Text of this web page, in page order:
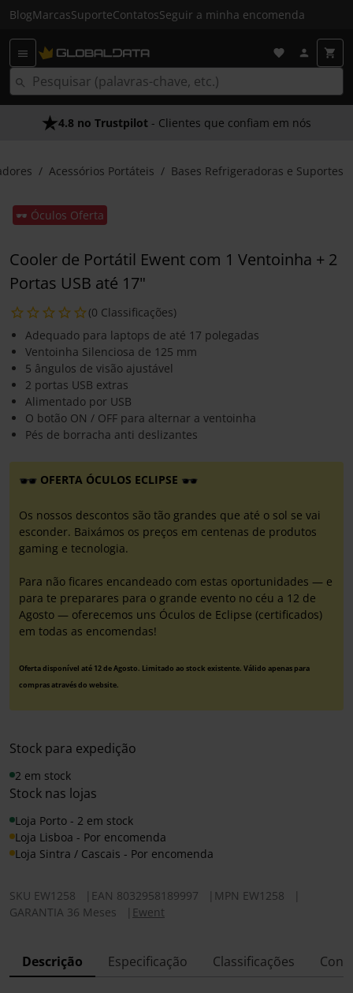
BlogMarcasSuporteContatosSeguir a minha encomenda
4.8 no Trustpilot - Clientes que confiam em nós
Acessórios Portáteis Bases Refrigeradoras e Suportes
🕶️ Óculos Oferta
Cooler de Portátil Ewent com 1 Ventoinha + 2
Portas USB até 17"
(0 Classificações)
Adequado para laptops de até 17 polegadas
Ventoinha Silenciosa de 125 mm
5 ângulos de visão ajustável
2 portas USB extras
Alimentado por USB
O botão ON / OFF para alternar a ventoinha
Pés de borracha anti deslizantes
OFERTA ÓCULOS ECLIPSE
Os nossos descontos são tão grandes que até o sol se vai
esconder. Baixámos os preços em centenas de produtos
gaming e tecnologia.
Para não ficares encandeado com estas oportunidades — e
para te preparares para o grande evento no céu a 12 de
Agosto — oferecemos uns Óculos de Eclipse (certificados)
em todas as encomendas!
Oferta disponível até 12 de Agosto. Limitado ao stock existente. Válido apenas para
compras através do website.
Stock para expedição
2 em stock
Stock nas lojas
Loja Porto - 2 em stock
Loja Lisboa - Por encomenda
Loja Sintra / Cascais - Por encomenda
SKU EW1258 EAN 8032958189997 MPN EW1258
GARANTIA 36 Meses
Ewent
Descrição Especificação Classificações